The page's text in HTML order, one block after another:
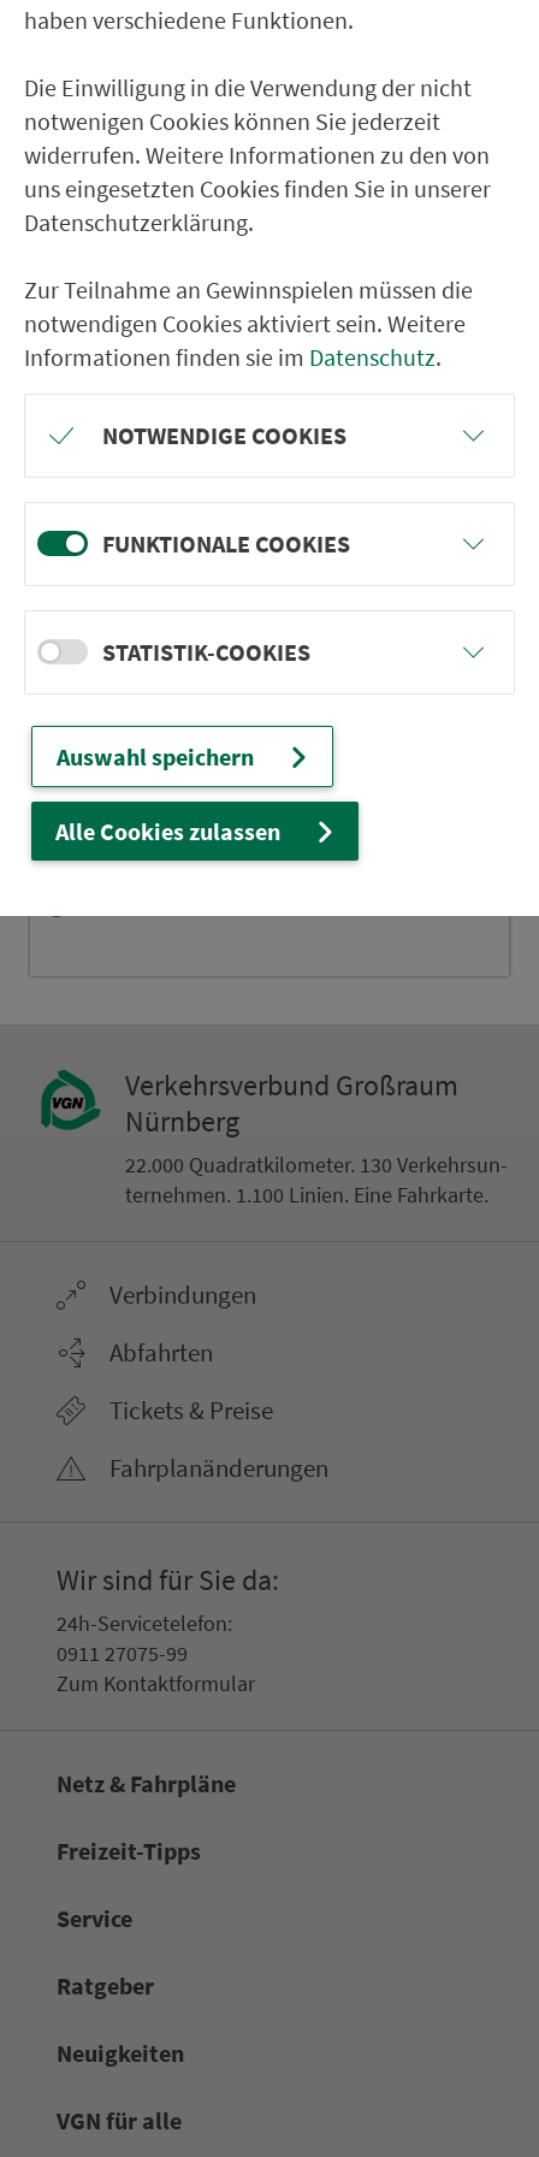
Giggling
Eschertshofen
Anzenhofen
Laaber (b.Pilsach) Hauptstr.
Abzw. Pfeffertshofen
Ammelhofen
Danlohe
Schneemühle (b. Pilsach)
Eispertshofen
Oberried
Litzlohe Obere Dorfstr.
Inzenhof b. Pilsach
Wünn Ortsmitte
Klosterhof
Raschhof
Wimmersdorf Ortsmitte
Ver­kehrs­ver­bund Groß­raum
Nürn­berg
22.000 Qua­drat­ki­lo­me­ter. 130 Ver­kehrs­un­
ter­neh­men. 1.100 Linien. Eine Fahr­kar­te.
Ver­bin­dungen
Abfahrten
Tickets & Preise
Fahr­plan­ände­rungen
Wir sind für Sie da:
24h-Ser­vice­te­le­fon:
0911 27075-99
Zum Kon­taktformular
Netz & Fahrpläne
Frei­zeit-Tipps
Service
Rat­ge­ber
Neuigkeiten
VGN für alle
haben verschiedene Funktionen.
Die Einwilligung in die Verwendung der nicht
notwenigen Cookies können Sie jederzeit
widerrufen. Weitere Informationen zu den von
uns eingesetzten Cookies finden Sie in unserer
Datenschutzerklärung.
Zur Teilnahme an Gewinnspielen müssen die
notwendigen Cookies aktiviert sein. Weitere
Informationen finden sie im Datenschutz.
NOTWENDIGE COOKIES
FUNKTIONALE COOKIES
STATISTIK-COOKIES
Auswahl speichern
Alle Cookies zulassen